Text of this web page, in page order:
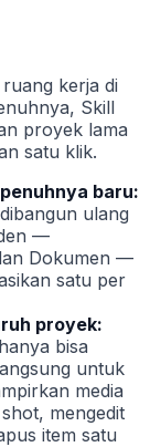
kerja di
Skill
proyek lama
satu klik.
baru:
ulang
—
Dokumen —
satu per
proyek:
bisa
untuk
media
mengedit
item satu